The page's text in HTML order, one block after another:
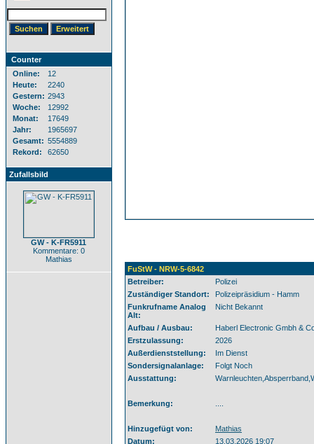
Counter
Online:
12
Heute:
2240
Gestern: 2943
Woche:
12992
Monat:
17649
Jahr:
1965697
Gesamt: 5554889
Rekord:
62650
Zufallsbild
GW - K-FR5911
Kommentare: 0
Mathias
FuStW - NRW-5-6842
Betreiber:
Polizei
Zuständiger Standort:
Polizeipräsidium - Hamm
Funkrufname Analog
Alt:
Nicht Bekannt
Aufbau / Ausbau:
Haberl Electronic Gmbh &
Erstzulassung:
2026
Außerdienststellung:
Im Dienst
Sondersignalanlage:
Folgt Noch
Ausstattung:
Bemerkung:
Hinzugefügt von:
Mathias
Datum:
13.03.2026 19:07